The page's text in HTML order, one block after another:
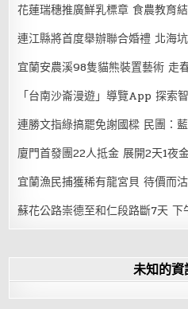
花蓮瑞穗推廣鮮乳標章 食農教育
連江縣將首度舉辦聯合婚禮 北海
宜蘭安農溪98隻貓熊裝置藝術 走
「台南沙崙漫遊」導覽App 探索
連勝文指綠搞罷免謝國樑 民團：
廈門首發團22人抵金 展開2天1夜
宜蘭漁民捕獲稀有龍宮貝 待價而沽
蘇花公路崇德至和仁段路斷7天 下
未知的資